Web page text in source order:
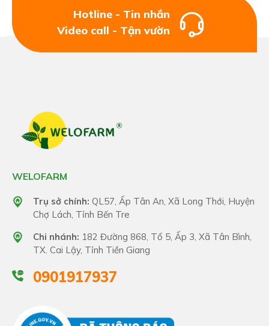
Hotline - Tin nhắn
Video call - Tận vườn
WELOFARM
Trụ sở chính: QL57, Ấp Tân An, Xã Long Thới, Huyện
Chợ Lách, Tỉnh Bến Tre
Chi nhánh: 182 Đường 868, Tổ 5, Ấp 3, Xã Tân Bình,
TX. Cai Lậy, Tỉnh Tiền Giang
0901917937